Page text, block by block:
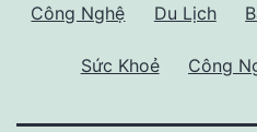
Công Nghệ Du Lịch
Sức Khoẻ Công